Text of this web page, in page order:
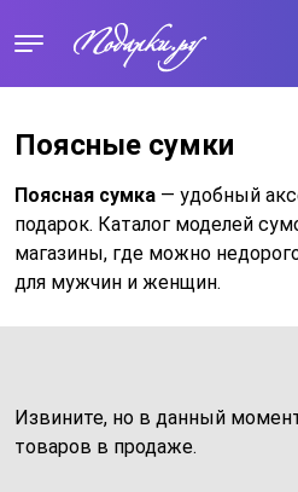
Поясные сумки
Поясная сумка — удобный
подарок. Каталог моделей
магазины, где можно
для мужчин и женщин.
Извините, но в данный
товаров в продаже.